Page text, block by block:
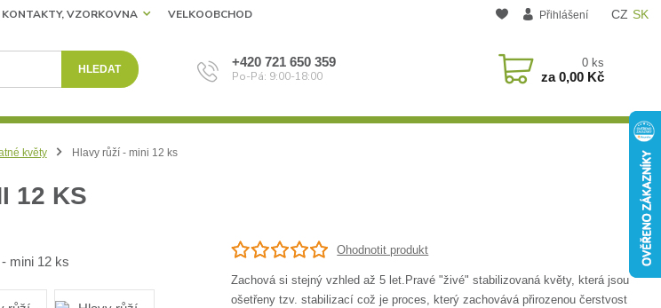
CZ SK
KONTAKTY, VZORKOVNA VELKOOBCHOD Přihlášení
HLEDAT +420 721 650 359
Po-Pá: 9:00-18:00
0 ks
za0,00 Kč
květy Hlavy růží - mini 12 ks
12 KS
Ohodnotit produkt
Zachová si stejný vzhled až 5 let.Pravé "živé" stabilizovaná květy, která jsou
ošetřeny tzv. stabilizací což je proces, který zachovává přirozenou čerstvost